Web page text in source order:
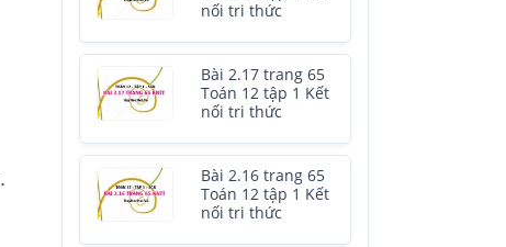
.
nối tri thức
Bài 2.17 trang 65
Toán 12 tập 1 Kết
nối tri thức
Bài 2.16 trang 65
Toán 12 tập 1 Kết
nối tri thức